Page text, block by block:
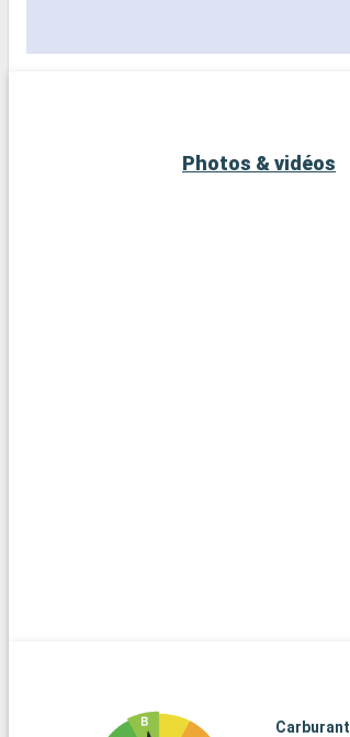
Photos & vidéos
Carburant